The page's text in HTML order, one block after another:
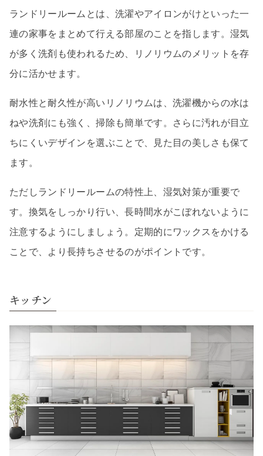
ランドリールームとは、洗濯やアイロンがけといった一
連の家事をまとめて行える部屋のことを指します。湿気
が多く洗剤も使われるため、リノリウムのメリットを存
分に活かせます。
耐水性と耐久性が高いリノリウムは、洗濯機からの水は
ねや洗剤にも強く、掃除も簡単です。さらに汚れが目立
ちにくいデザインを選ぶことで、見た目の美しさも保て
ます。
ただしランドリールームの特性上、湿気対策が重要で
す。換気をしっかり行い、長時間水がこぼれないように
注意するようにしましょう。定期的にワックスをかける
ことで、より長持ちさせるのがポイントです。
キッチン